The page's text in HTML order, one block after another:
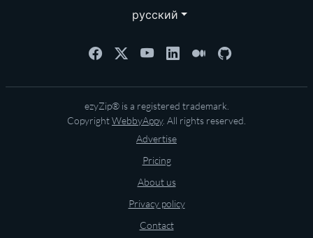
русский
ezyZip® is a registered trademark.
CopyrightWebbyAppy. All rights reserved.
Advertise
Pricing
About us
Privacy policy
Contact